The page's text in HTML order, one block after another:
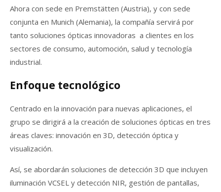
Ahora con sede en Premstätten (Austria), y con sede
conjunta en Munich (Alemania), la compañía servirá por
tanto soluciones ópticas innovadoras a clientes en los
sectores de consumo, automoción, salud y tecnología
industrial.
Enfoque tecnológico
Centrado en la innovación para nuevas aplicaciones, el
grupo se dirigirá a la creación de soluciones ópticas en tres
áreas claves: innovación en 3D, detección óptica y
visualización.
Así, se abordarán soluciones de detección 3D que incluyen
iluminación VCSEL y detección NIR, gestión de pantallas,